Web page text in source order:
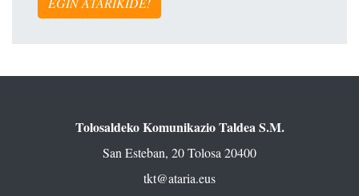
Tolosaldeko Komunikazio Taldea S.M.
San Esteban, 20 Tolosa 20400
tkt@ataria.eus